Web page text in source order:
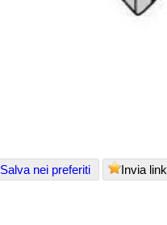
Salva nei preferiti Invia link